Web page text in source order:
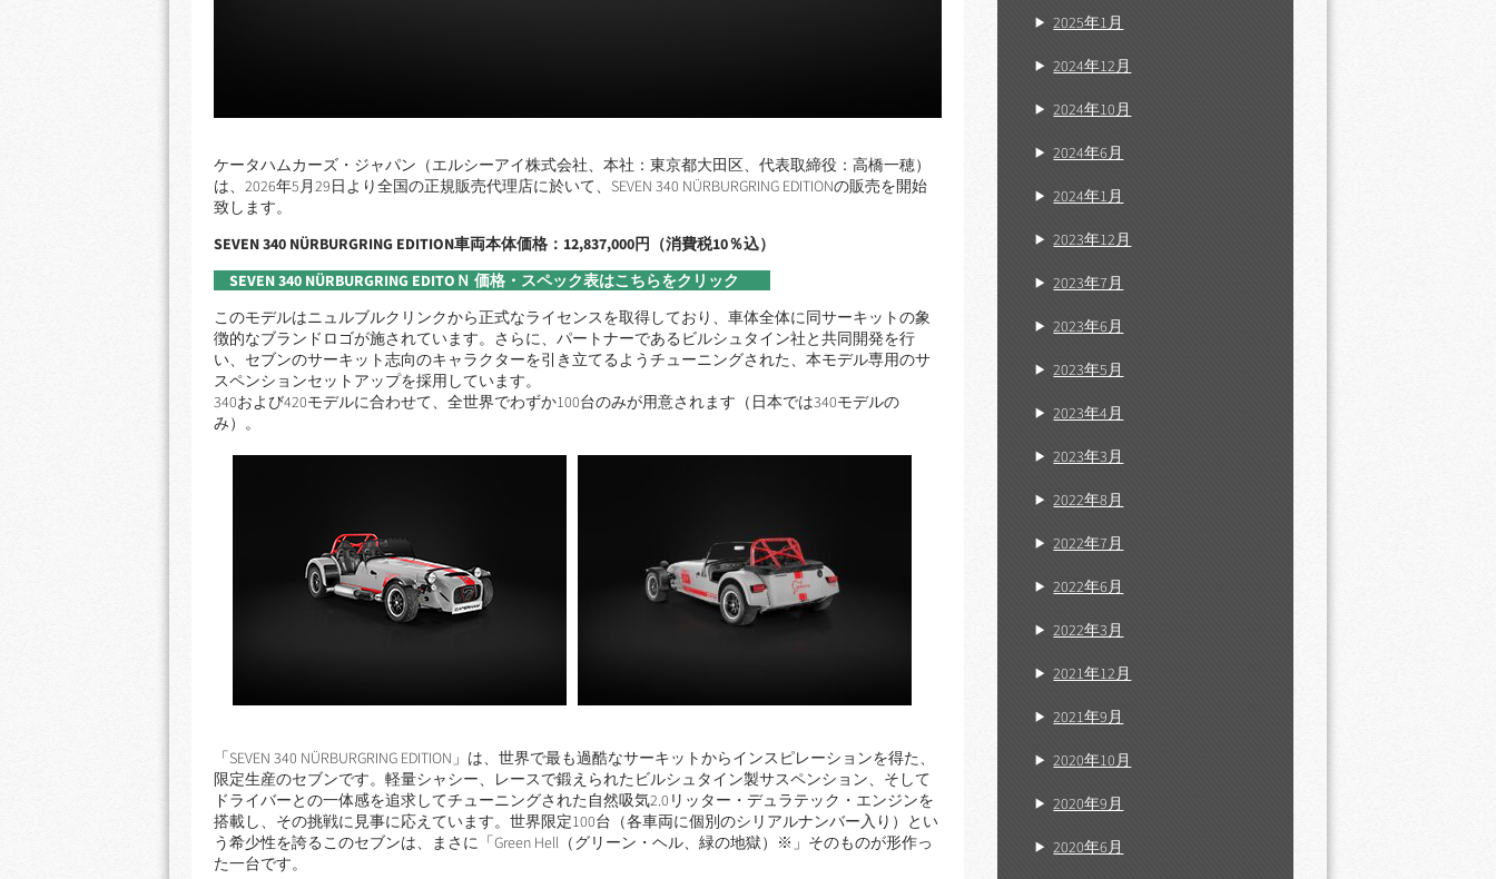
2025年1月
2024年12月
2024年10月
2024年6月
2024年1月
2023年12月
2023年7月
2023年6月
2023年5月
2023年4月
2023年3月
2022年8月
2022年7月
2022年6月
2022年3月
2021年12月
2021年9月
2020年10月
2020年9月
2020年6月
ケータハムカーズ・ジャパン（エルシーアイ株式会社、本社：東京都大田区、代表取締役：高橋一穂）
は、2026年5月29日より全国の正規販売代理店に於いて、SEVEN 340 NÜRBURGRING EDITIONの販売を開始
致します。
SEVEN 340 NÜRBURGRING EDITION車両本体価格：12,837,000円（消費税10％込）
SEVEN 340 NÜRBURGRING EDITOＮ 価格・スペック表はこちらをクリック
このモデルはニュルブルクリンクから正式なライセンスを取得しており、車体全体に同サーキットの象
徴的なブランドロゴが施されています。さらに、パートナーであるビルシュタイン社と共同開発を行
い、セブンのサーキット志向のキャラクターを引き立てるようチューニングされた、本モデル専用のサ
スペンションセットアップを採用しています。
340および420モデルに合わせて、全世界でわずか100台のみが用意されます（日本では340モデルの
み）。
「SEVEN 340 NÜRBURGRING EDITION」は、世界で最も過酷なサーキットからインスピレーションを得た、
限定生産のセブンです。軽量シャシー、レースで鍛えられたビルシュタイン製サスペンション、そして
ドライバーとの一体感を追求してチューニングされた自然吸気2.0リッター・デュラテック・エンジンを
搭載し、その挑戦に見事に応えています。世界限定100台（各車両に個別のシリアルナンバー入り）とい
う希少性を誇るこのセブンは、まさに「Green Hell（グリーン・ヘル、緑の地獄）※」そのものが形作っ
た一台です。